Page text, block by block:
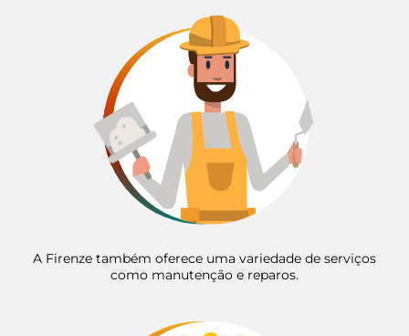
A Firenze também oferece uma variedade de serviços
como manutenção e reparos.